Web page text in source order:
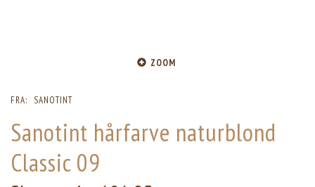
ZOOM
FRA: SANOTINT
Sanotint hårfarve naturblond
Classic 09